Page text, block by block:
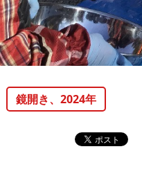
鏡開き、2024年